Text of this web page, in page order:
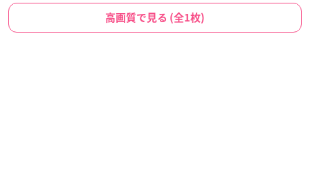
高画質で見る (全1枚)